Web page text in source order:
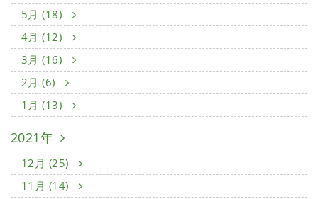
5月 (18)
4月 (12)
3月 (16)
2月 (6)
1月 (13)
2021年
12月 (25)
11月 (14)